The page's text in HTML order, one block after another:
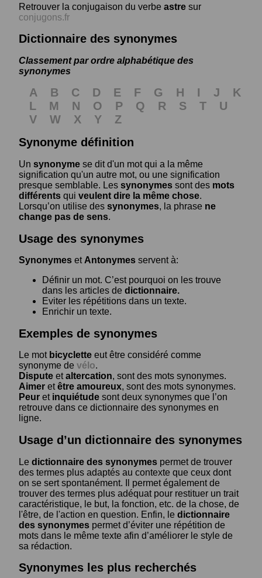
Retrouver la conjugaison du verbe astre sur
conjugons.fr
Dictionnaire des synonymes
Classement par ordre alphabétique des
synonymes
A B C D E F G H I J
K
L
M N O P Q R S T
U
V
W X Y
Z
Synonyme définition
Un synonyme se dit d'un mot qui a la même
signification qu'un autre mot, ou une signification
presque semblable. Les synonymes sont des mots
différents qui veulent dire la même chose.
Lorsqu’on utilise des synonymes, la phrase ne
change pas de sens.
Usage des synonymes
Synonymes et Antonymes servent à:
Définir un mot. C’est pourquoi on les trouve
dans les articles de dictionnaire.
Eviter les répétitions dans un texte.
Enrichir un texte.
Exemples de synonymes
Le mot bicyclette eut être considéré comme
synonyme de vélo.
Dispute etaltercation, sont des mots synonymes.
Aimer etêtre amoureux, sont des mots synonymes.
Peur et inquiétude sont deux synonymes que l’on
retrouve dans ce dictionnaire des synonymes en
ligne.
Usage d’un dictionnaire des synonymes
Le dictionnaire des synonymes permet de trouver
des termes plus adaptés au contexte que ceux dont
on se sert spontanément. Il permet également de
trouver des termes plus adéquat pour restituer un trait
caractéristique, le but, la fonction, etc. de la chose, de
l'être, de l'action en question. Enfin, le dictionnaire
des synonymes permet d’éviter une répétition de
mots dans le même texte afin d’améliorer le style de
sa rédaction.
Synonymes les plus recherchés